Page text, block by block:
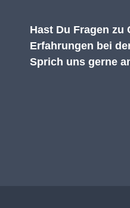
Hast Du Fragen
Erfahrungen bei
Sprich uns gerne